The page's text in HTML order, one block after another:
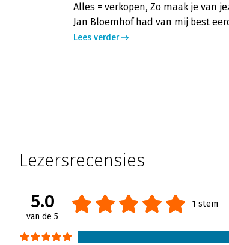
Alles = verkopen, Zo maak je van
Jan Bloemhof had van mij best
Lees verder
Lezersrecensies
5.0
van de 5
1 stem